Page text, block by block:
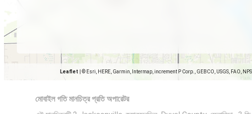
Leaflet © Esri, HERE, Garmin, Intermap, increment P Corp., GEBCO, USGS, FAO,
মোবাইল গতি মানচিত্র প্রতি অপারেটর